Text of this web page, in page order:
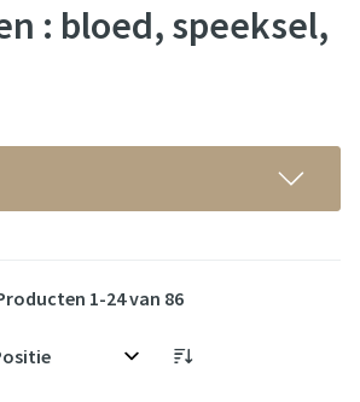
: bloed, speeksel,
1-24van 86
op: